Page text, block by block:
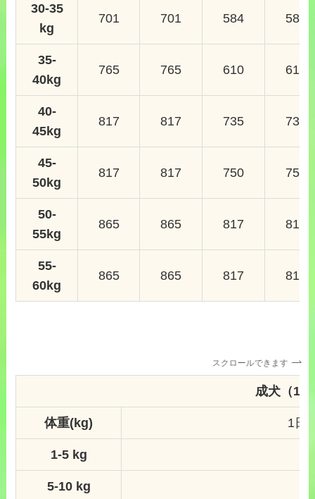
30-35
kg
701 701 584 584
35-
40kg
765 765 610 610
40-
45kg
817 817 735 735
45-
50kg
817 817 750 750
50-
55kg
865 865 817 817
55-
60kg
865 865 817 817
スクロールできます
成犬（1
体重(kg) 1日
1-5 kg
5-10 kg